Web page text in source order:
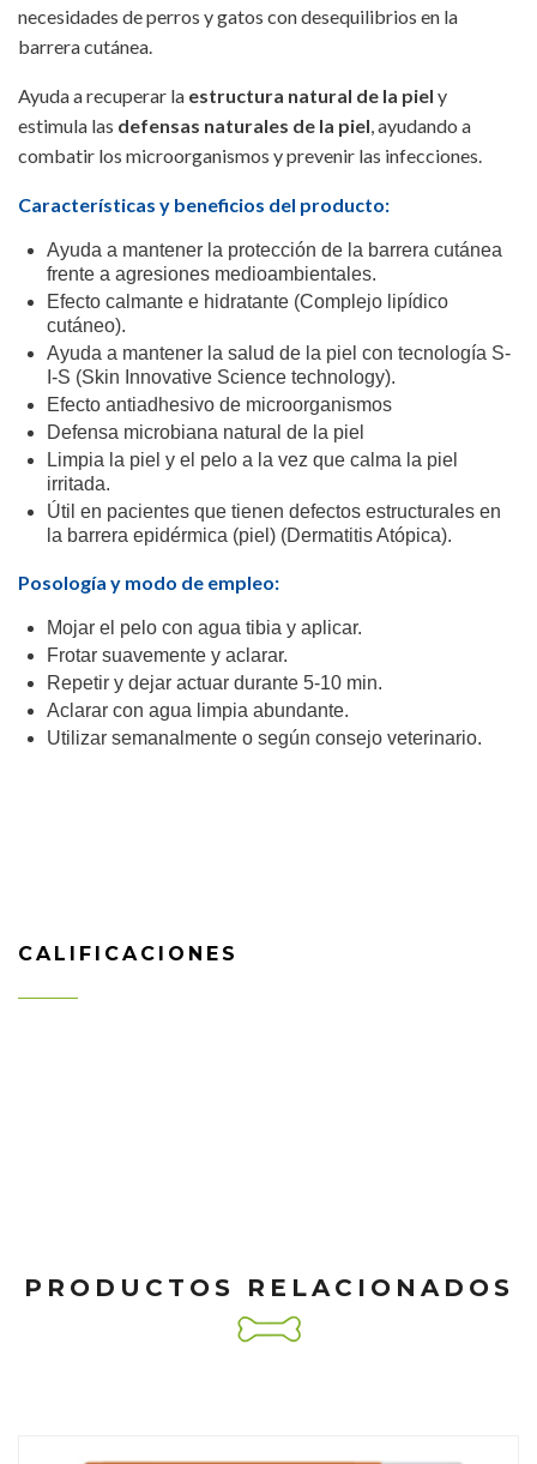
necesidades de perros y gatos con desequilibrios en la
barrera cutánea.
Ayuda a recuperar la estructura natural de la piel y
estimula las defensas naturales de la piel, ayudando a
combatir los microorganismos y prevenir las infecciones.
Características y beneficios del producto:
Ayuda a mantener la protección de la barrera cutánea
frente a agresiones medioambientales.
Efecto calmante e hidratante (Complejo lipídico
cutáneo).
Ayuda a mantener la salud de la piel con tecnología S-
I-S (Skin Innovative Science technology).
Efecto antiadhesivo de microorganismos
Defensa microbiana natural de la piel
Limpia la piel y el pelo a la vez que calma la piel
irritada.
Útil en pacientes que tienen defectos estructurales en
la barrera epidérmica (piel) (Dermatitis Atópica).
Posología y modo de empleo:
Mojar el pelo con agua tibia y aplicar.
Frotar suavemente y aclarar.
Repetir y dejar actuar durante 5-10 min.
Aclarar con agua limpia abundante.
Utilizar semanalmente o según consejo veterinario.
CALIFICACIONES
PRODUCTOS RELACIONADOS